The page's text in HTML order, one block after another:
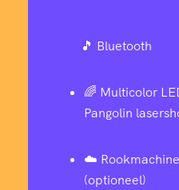
🎵 Bluetooth
🌈 Multicolor
Pangolin
☁️
(optioneel)